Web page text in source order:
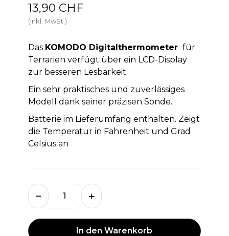
13,90 CHF
(inkl. MwSt.)
Das KOMODO Digitalthermometer für
Terrarien verfügt über ein LCD-Display
zur besseren Lesbarkeit.
Ein sehr praktisches und zuverlässiges
Modell dank seiner präzisen Sonde.
Batterie im Lieferumfang enthalten. Zeigt
die Temperatur in Fahrenheit und Grad
Celsius an
In den Warenkorb